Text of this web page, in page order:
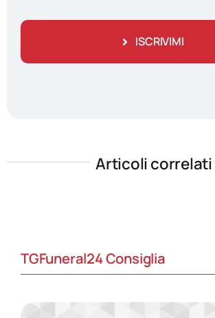
ISCRIVIMI
Articoli correlati
TGFuneral24 Consiglia